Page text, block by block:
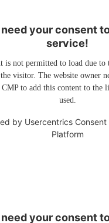
your consent
service!
is not permitted to load due to
visitor. The website owner
to add this content to the
used.
by Usercentrics
Platform
your consent